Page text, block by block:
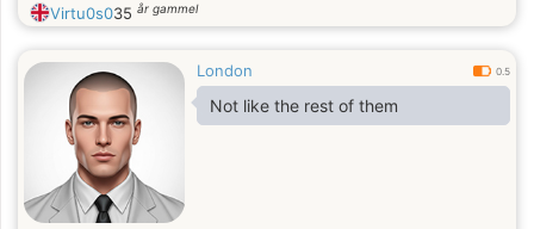
Virtu0s035 år gammel
London 0.5
Not like the rest of them